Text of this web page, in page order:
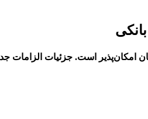
است. جزئیات الزامات